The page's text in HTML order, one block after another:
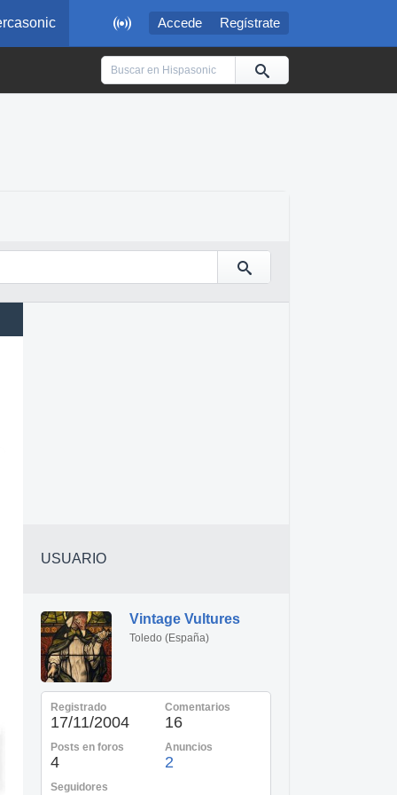
 Accede Regístrate
USUARIO
Vintage Vultures
Toledo (España)
Registrado
17/11/2004
Comentarios
16
Posts en foros
4
Anuncios
2
Seguidores